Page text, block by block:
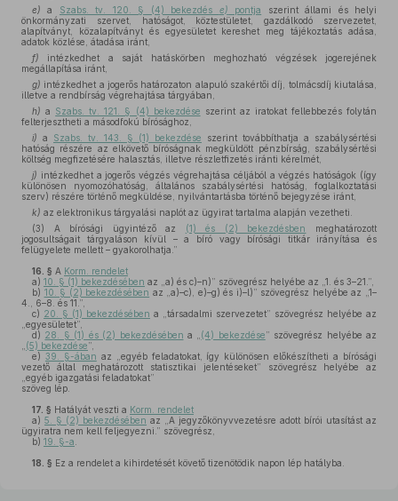
e) a Szabs. tv. 120. § (4) bekezdés e) pontja szerint állami és helyi
önkormányzati szervet, hatóságot, köztestületet, gazdálkodó szervezetet,
alapítványt, közalapítványt és egyesületet kereshet meg tájékoztatás adása,
adatok közlése, átadása iránt,
f) intézkedhet a saját hatáskörben meghozható végzések jogerejének
megállapítása iránt,
g) intézkedhet a jogerős határozaton alapuló szakértői díj, tolmácsdíj kiutalása,
illetve a rendbírság végrehajtása tárgyában,
h) a Szabs. tv. 121. § (4) bekezdése szerint az iratokat fellebbezés folytán
felterjesztheti a másodfokú bírósághoz,
i) a Szabs. tv. 143. § (1) bekezdése szerint továbbíthatja a szabálysértési
hatóság részére az elkövető bíróságnak megküldött pénzbírság, szabálysértési
költség megfizetésére halasztás, illetve részletfizetés iránti kérelmét,
j) intézkedhet a jogerős végzés végrehajtása céljából a végzés hatóságok (így
különösen nyomozóhatóság, általános szabálysértési hatóság, foglalkoztatási
szerv) részére történő megküldése, nyilvántartásba történő bejegyzése iránt,
k) az elektronikus tárgyalási naplót az ügyirat tartalma alapján vezetheti.
(3) A bírósági ügyintéző az
(1) és (2) bekezdésben
meghatározott
jogosultságait tárgyaláson kívül – a bíró vagy bírósági titkár irányítása és
felügyelete mellett – gyakorolhatja.”
16. § A Korm. rendelet
a) 10. § (1) bekezdésében az „a) és c)–n)” szövegrész helyébe az „1. és 3–21.”,
b) 10. § (2) bekezdésében az „a)–c), e)–g) és i)–l)” szövegrész helyébe az „1–
4., 6–8. és 11.”,
c) 20. § (1) bekezdésében a „társadalmi szervezetet” szövegrész helyébe az
„egyesületet”,
d) 28. § (1) és (2) bekezdésében a „ (4) bekezdése” szövegrész helyébe az
(5) bekezdése”,
e) 39. §-ában az „egyéb feladatokat, így különösen előkészítheti a bírósági
vezető által meghatározott statisztikai jelentéseket” szövegrész helyébe az
„egyéb igazgatási feladatokat”
szöveg lép.
17. § Hatályát veszti a Korm. rendelet
a) 5. § (2) bekezdésében az „A jegyzőkönyvvezetésre adott bírói utasítást az
ügyiratra nem kell feljegyezni.” szövegrész,
b) 19. §-a
18. § Ez a rendelet a kihirdetését követő tizenötödik napon lép hatályba.